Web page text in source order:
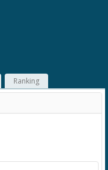
Ranking